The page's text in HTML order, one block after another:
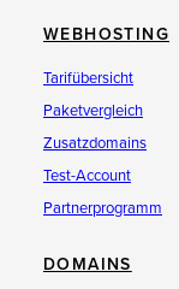
WEBHOSTING
Tarifübersicht
Paketvergleich
Zusatzdomains
Test-Account
Partnerprogramm
DOMAINS